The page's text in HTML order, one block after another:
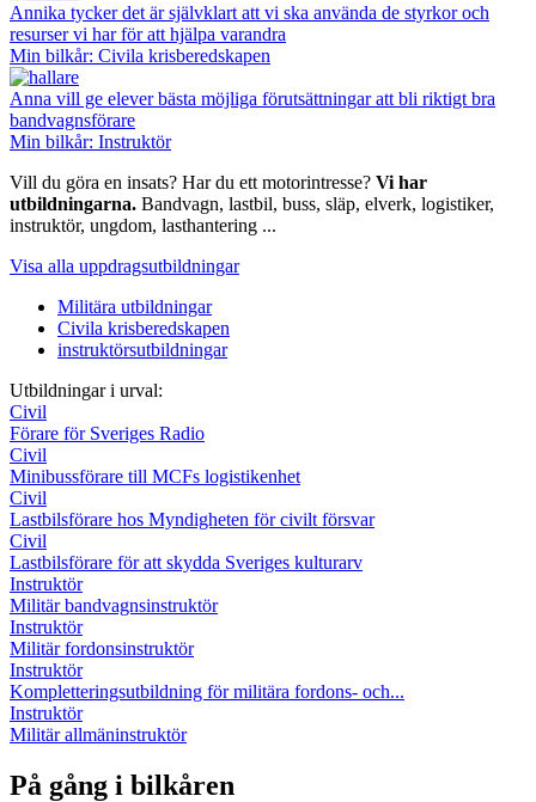
Annika tycker det är självklart att vi ska använda de styrkor och
resurser vi har för att hjälpa varandra
Min bilkår: Civila krisberedskapen
Anna vill ge elever bästa möjliga förutsättningar att bli riktigt bra
bandvagnsförare
Min bilkår: Instruktör
Vill du göra en insats? Har du ett motorintresse? Vi har
utbildningarna. Bandvagn, lastbil, buss, släp, elverk, logistiker,
instruktör, ungdom, lasthantering ...
Visa alla uppdragsutbildningar
Militära utbildningar
Civila krisberedskapen
instruktörsutbildningar
Utbildningar i urval:
Civil
Förare för Sveriges Radio
Civil
Minibussförare till MCFs logistikenhet
Civil
Lastbilsförare hos Myndigheten för civilt försvar
Civil
Lastbilsförare för att skydda Sveriges kulturarv
Instruktör
Militär bandvagnsinstruktör
Instruktör
Militär fordonsinstruktör
Instruktör
Kompletteringsutbildning för militära fordons- och...
Instruktör
Militär allmäninstruktör
På gång i bilkåren